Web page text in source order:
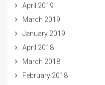
April 2019
March 2019
January 2019
April 2018
March 2018
February 2018